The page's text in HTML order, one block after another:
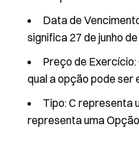
Data de
significa 27 de junho
Preço de
qual a opção pode ser
Tipo: C representa
representa uma